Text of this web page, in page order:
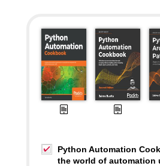
Python Automation
the world of automation